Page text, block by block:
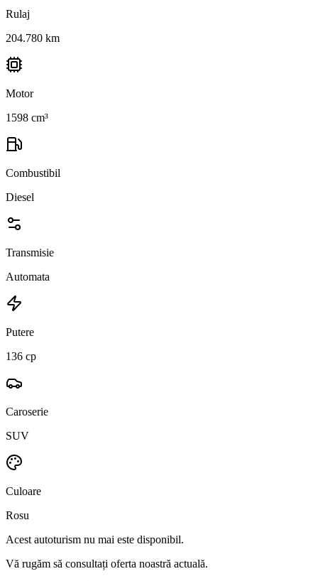
Rulaj
204.780 km
Motor
1598 cm³
Combustibil
Diesel
Transmisie
Automata
Putere
136 cp
Caroserie
SUV
Culoare
Rosu
Acest autoturism nu mai este disponibil.
Vă rugăm să consultați oferta noastră actuală.